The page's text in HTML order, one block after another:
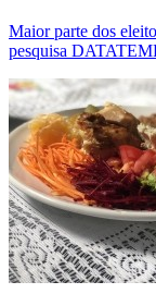
Maior parte dos
pesquisa